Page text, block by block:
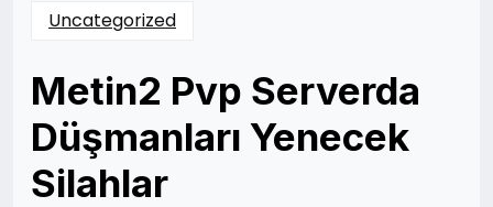
Uncategorized
Metin2 Pvp Serverda
Düşmanları Yenecek
Silahlar